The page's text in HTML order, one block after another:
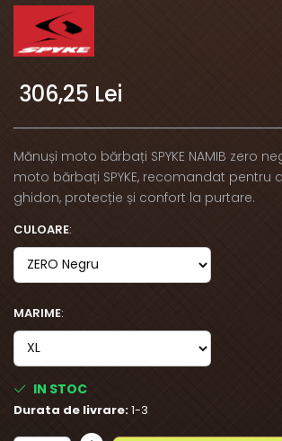
306,25 Lei
Mănuși moto bărbați SPYKE NAMIB zero
moto bărbați SPYKE, recomandat pentru
ghidon, protecție și confort la purtare.
CULOARE:
MARIME:
IN STOC
Durata de livrare:1-3